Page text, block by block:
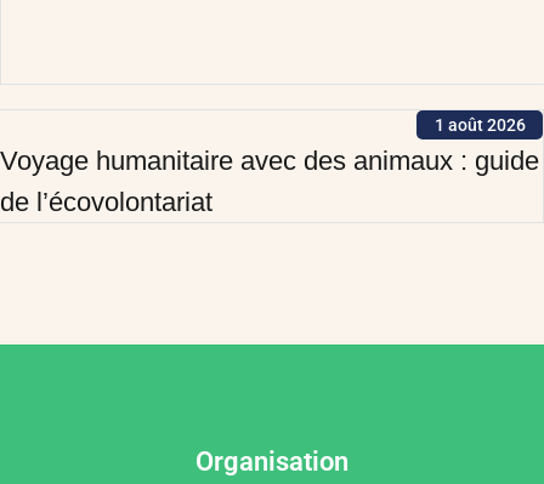
1 août 2026
Voyage humanitaire avec des animaux : guide
de l’écovolontariat
Organisation